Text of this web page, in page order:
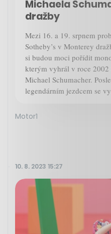
Michaela
dražby
Mezi 16. a 19. srpnem
Sotheby’s v Monterey
si budou moci pořídit
kterým vyhrál v roce
Michael Schumacher.
legendárním jezdcem se
Motor1
10. 8. 2023 15:27